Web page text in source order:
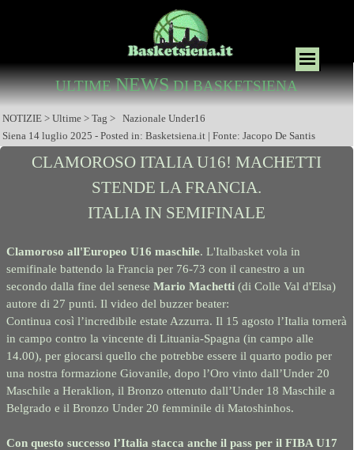
ULTIMENEWSDI BASKETSIENA
NOTIZIE > Ultime > Tag > Nazionale Under16
Siena 14 luglio 2025 - Posted in: Basketsiena.it | Fonte: Jacopo De Santis
CLAMOROSO ITALIA U16! MACHETTI
STENDE LA FRANCIA.
ITALIA IN SEMIFINALE
Clamoroso all'Europeo U16 maschile. L'Italbasket vola in
semifinale battendo la Francia per 76-73 con il canestro a un
secondo dalla fine del senese Mario Machetti (di Colle Val d'Elsa)
autore di 27 punti. Il video del buzzer beater:
Continua così l’incredibile estate Azzurra. Il 15 agosto l’Italia tornerà
in campo contro la vincente di Lituania-Spagna (in campo alle
14.00), per giocarsi quello che potrebbe essere il quarto podio per
una nostra formazione Giovanile, dopo l’Oro vinto dall’Under 20
Maschile a Heraklion, il Bronzo ottenuto dall’Under 18 Maschile a
Belgrado e il Bronzo Under 20 femminile di Matoshinhos.
Con questo successo l’Italia stacca anche il pass per il FIBA U17